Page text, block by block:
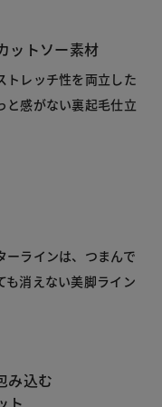
ットソー素材
トレッチ性を両立した
と感がない裏起毛仕立
ーラインは、つまんで
も消えない美脚ライン
み込む
ト